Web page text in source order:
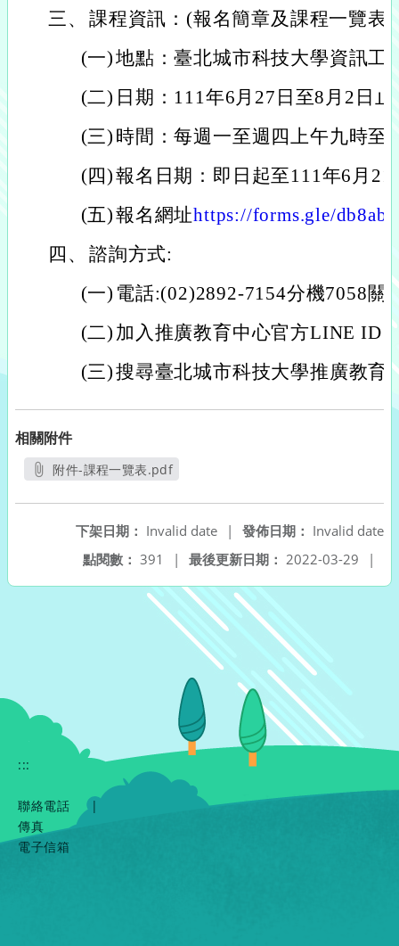
三、 課程資訊：(報名簡章及課程一覽表
(一)地點：臺北城市科技大學資訊工
(二) 日期：111年6月27日至8月2日止
(三) 時間：每週一至週四上午九時至
(四)報名日期：即日起至111年6月21
(五)報名網址https://forms.gle/
四、 諮詢方式:
(一) 電話:(02)2892-7154分機7058關
(二) 加入推廣教育中心官方LINE ID
(三)搜尋臺北城市科技大學推廣教育
相關附件
附件-課程一覽表.pdf
發佈日期： Invalid date
下架日期： Invalid date
|
最後更新日期： 2022-03-29 |
點閱數： 391 |
:::
聯絡電話
|
傳真
電子信箱